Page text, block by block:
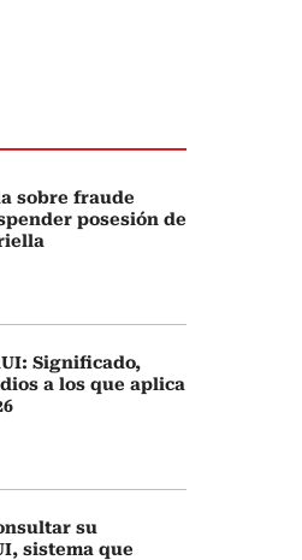
sobre fraude
posesión de
Significado,
a los que aplica
su
sistema que